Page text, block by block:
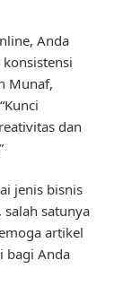
Anda
Munaf,
dan
jenis bisnis
satunya
artikel
bagi Anda